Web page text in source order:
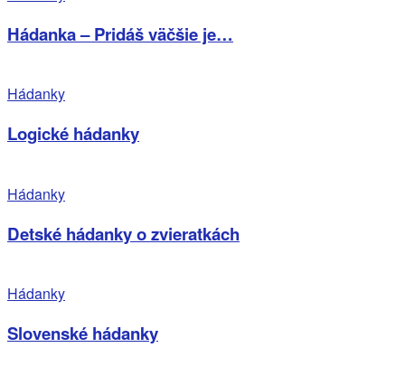
Hádanka – Pridáš väčšie je…
Hádanky
Logické hádanky
Hádanky
Detské hádanky o zvieratkách
Hádanky
Slovenské hádanky